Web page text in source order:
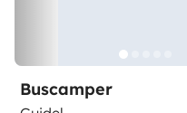
Buscamper